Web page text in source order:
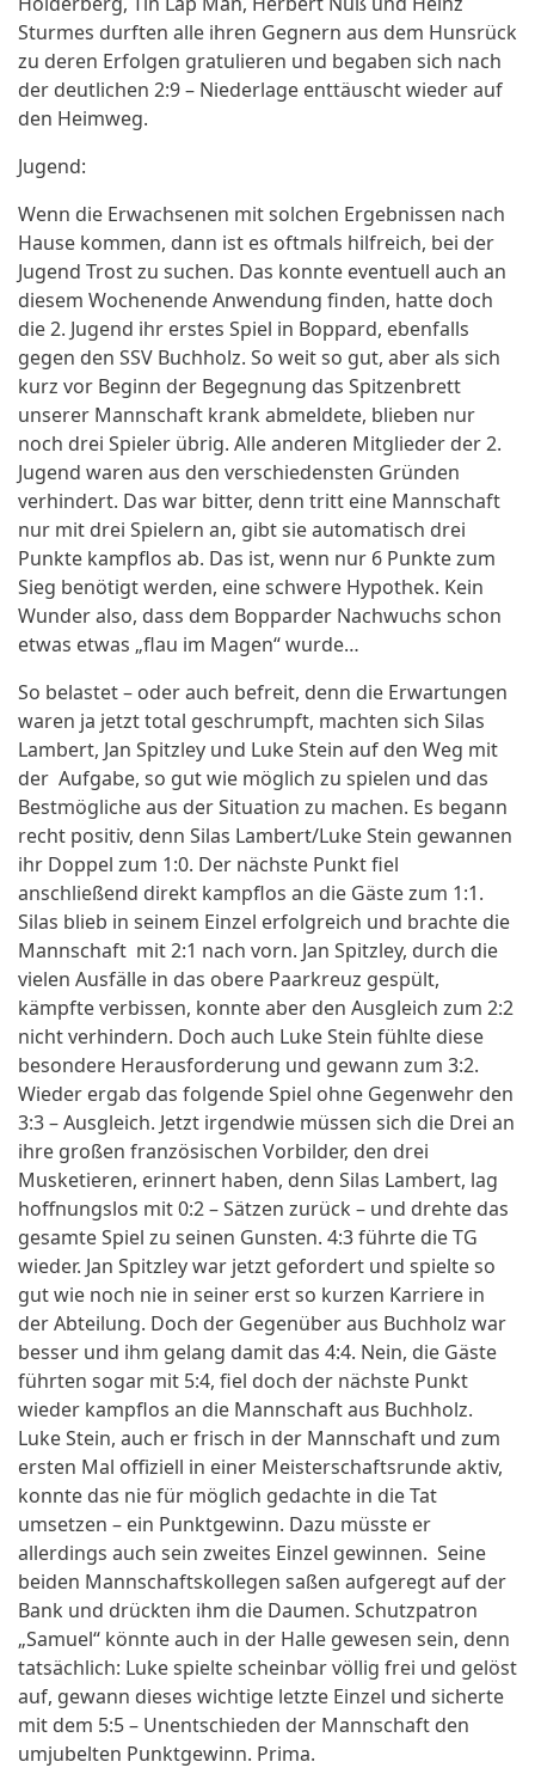
Sturmes durften alle ihren Gegnern aus dem Hunsrück
zu deren Erfolgen gratulieren und begaben sich nach
der deutlichen 2:9 – Niederlage enttäuscht wieder auf
den Heimweg.
Jugend:
Wenn die Erwachsenen mit solchen Ergebnissen nach
Hause kommen, dann ist es oftmals hilfreich, bei der
Jugend Trost zu suchen. Das konnte eventuell auch an
diesem Wochenende Anwendung finden, hatte doch
die 2. Jugend ihr erstes Spiel in Boppard, ebenfalls
gegen den SSV Buchholz. So weit so gut, aber als sich
kurz vor Beginn der Begegnung das Spitzenbrett
unserer Mannschaft krank abmeldete, blieben nur
noch drei Spieler übrig. Alle anderen Mitglieder der 2.
Jugend waren aus den verschiedensten Gründen
verhindert. Das war bitter, denn tritt eine Mannschaft
nur mit drei Spielern an, gibt sie automatisch drei
Punkte kampflos ab. Das ist, wenn nur 6 Punkte zum
Sieg benötigt werden, eine schwere Hypothek. Kein
Wunder also, dass dem Bopparder Nachwuchs schon
etwas etwas „flau im Magen“ wurde…
So belastet – oder auch befreit, denn die Erwartungen
waren ja jetzt total geschrumpft, machten sich Silas
Lambert, Jan Spitzley und Luke Stein auf den Weg mit
der Aufgabe, so gut wie möglich zu spielen und das
Bestmögliche aus der Situation zu machen. Es begann
recht positiv, denn Silas Lambert/Luke Stein gewannen
ihr Doppel zum 1:0. Der nächste Punkt fiel
anschließend direkt kampflos an die Gäste zum 1:1.
Silas blieb in seinem Einzel erfolgreich und brachte die
Mannschaft mit 2:1 nach vorn. Jan Spitzley, durch die
vielen Ausfälle in das obere Paarkreuz gespült,
kämpfte verbissen, konnte aber den Ausgleich zum 2:2
nicht verhindern. Doch auch Luke Stein fühlte diese
besondere Herausforderung und gewann zum 3:2.
Wieder ergab das folgende Spiel ohne Gegenwehr den
3:3 – Ausgleich. Jetzt irgendwie müssen sich die Drei an
ihre großen französischen Vorbilder, den drei
Musketieren, erinnert haben, denn Silas Lambert, lag
hoffnungslos mit 0:2 – Sätzen zurück – und drehte das
gesamte Spiel zu seinen Gunsten. 4:3 führte die TG
wieder. Jan Spitzley war jetzt gefordert und spielte so
gut wie noch nie in seiner erst so kurzen Karriere in
der Abteilung. Doch der Gegenüber aus Buchholz war
besser und ihm gelang damit das 4:4. Nein, die Gäste
führten sogar mit 5:4, fiel doch der nächste Punkt
wieder kampflos an die Mannschaft aus Buchholz.
Luke Stein, auch er frisch in der Mannschaft und zum
ersten Mal offiziell in einer Meisterschaftsrunde aktiv,
konnte das nie für möglich gedachte in die Tat
umsetzen – ein Punktgewinn. Dazu müsste er
allerdings auch sein zweites Einzel gewinnen. Seine
beiden Mannschaftskollegen saßen aufgeregt auf der
Bank und drückten ihm die Daumen. Schutzpatron
„Samuel“ könnte auch in der Halle gewesen sein, denn
tatsächlich: Luke spielte scheinbar völlig frei und gelöst
auf, gewann dieses wichtige letzte Einzel und sicherte
mit dem 5:5 – Unentschieden der Mannschaft den
umjubelten Punktgewinn. Prima.